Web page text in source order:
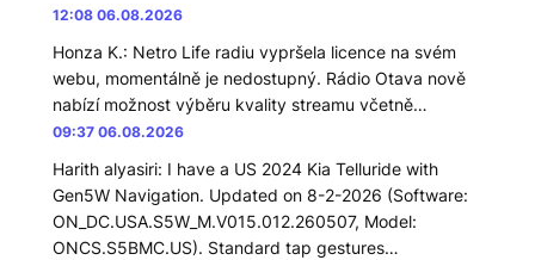
12:08 06.08.2026
Honza K.: Netro Life radiu vypršela licence na svém
webu, momentálně je nedostupný. Rádio Otava nově
nabízí možnost výběru kvality streamu včetně…
09:37 06.08.2026
Harith alyasiri: I have a US 2024 Kia Telluride with
Gen5W Navigation. Updated on 8-2-2026 (Software:
ON_DC.USA.S5W_M.V015.012.260507, Model:
ONCS.S5BMC.US). Standard tap gestures…